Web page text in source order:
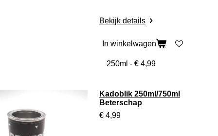
Bekijk details
In winkelwagen
Kadoblik 250ml/750ml
Beterschap
€ 4,99